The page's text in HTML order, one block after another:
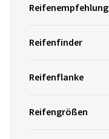
Reifenempfehlung
Reifenfinder
Reifenflanke
Reifengrößen